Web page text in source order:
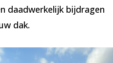
daadwerkelijk bijdragen
dak.